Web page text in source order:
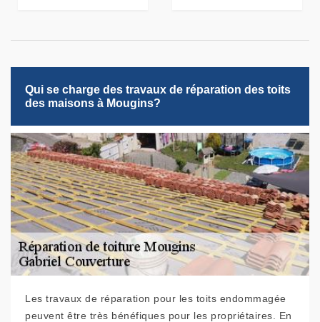
Qui se charge des travaux de réparation des toits
des maisons à Mougins?
Les travaux de réparation pour les toits endommagée
peuvent être très bénéfiques pour les propriétaires. En